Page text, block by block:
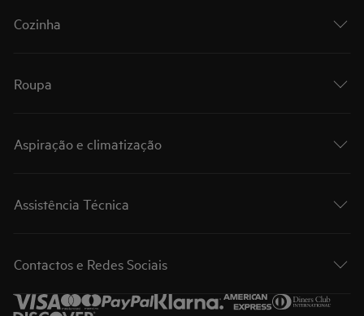
Cozinha
Roupa
Aspiração e climatização
Assistência Técnica
Contactos e Redes Sociais